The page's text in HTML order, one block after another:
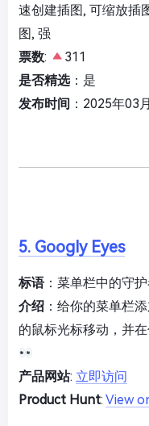
速创建插图, 可缩放插
图, 强
票数:
311
是否精选：是
发布时间 ：2025年03
5. Googly Eyes
标语：菜单栏中的守
介绍 ：给你的菜单栏
的鼠标光标移动，并
产品网站: 立即访问
Product Hunt: View